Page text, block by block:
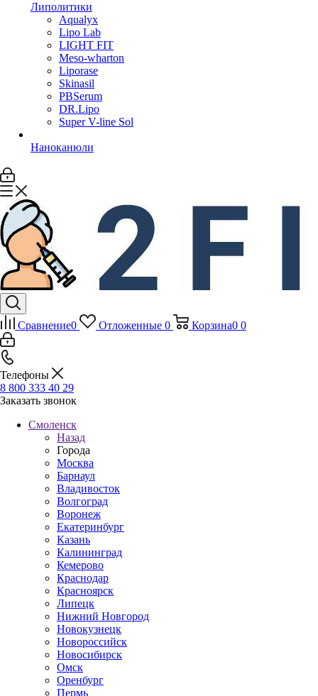
Липолитики
Aqualyx
Lipo Lab
LIGHT FIT
Meso-wharton
Liporase
Skinasil
PBSerum
DR.Lipo
Super V-line Sol
Наноканюли
Сравнение0 Отложенные 0 Корзина0 0
Телефоны
8 800 333 40 29
Заказать звонок
Смоленск
Назад
Города
Москва
Барнаул
Владивосток
Волгоград
Воронеж
Екатеринбург
Казань
Калининград
Кемерово
Краснодар
Красноярск
Липецк
Нижний Новгород
Новокузнецк
Новороссийск
Новосибирск
Омск
Оренбург
Пермь